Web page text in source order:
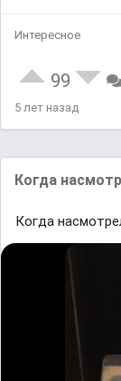
Интересное
99
5 лет назад
Когда
Когда